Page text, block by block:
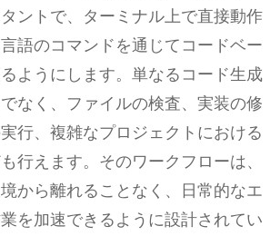
ントで、ターミナル上で直接動作
語のコマンドを通じてコードベー
ようにします。単なるコード生成
なく、ファイルの検査、実装の修
行、複雑なプロジェクトにおける
行えます。そのワークフローは、
から離れることなく、日常的なエ
を加速できるように設計されてい